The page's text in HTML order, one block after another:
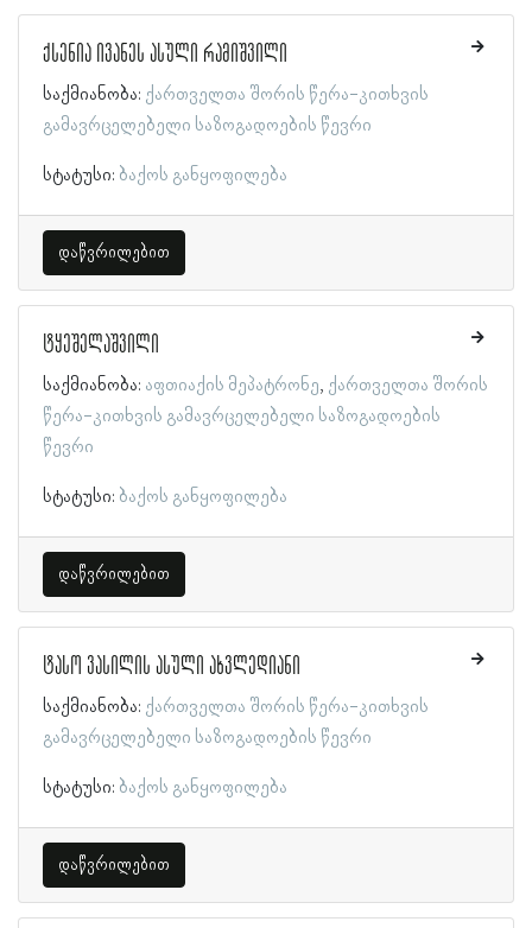
ქსენია ივანეს ასული რამიშვილი
საქმიანობა: ქართველთა შორის წერა-კითხვის
გამავრცელებელი საზოგადოების წევრი
სტატუსი: ბაქოს განყოფილება
დაწვრილებით
ტყეშელაშვილი
საქმიანობა: აფთიაქის მეპატრონე ქართველთა შორის
წერა-კითხვის გამავრცელებელი საზოგადოების
წევრი
სტატუსი: ბაქოს განყოფილება
დაწვრილებით
ტასო ვასილის ასული ახვლედიანი
საქმიანობა: ქართველთა შორის წერა-კითხვის
გამავრცელებელი საზოგადოების წევრი
სტატუსი: ბაქოს განყოფილება
დაწვრილებით